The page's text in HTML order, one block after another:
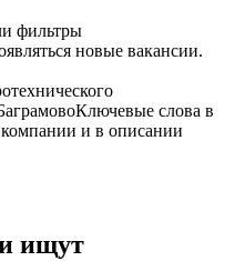
фильтры
новые вакансии.
Ключевые слова в
и в описании
ищут